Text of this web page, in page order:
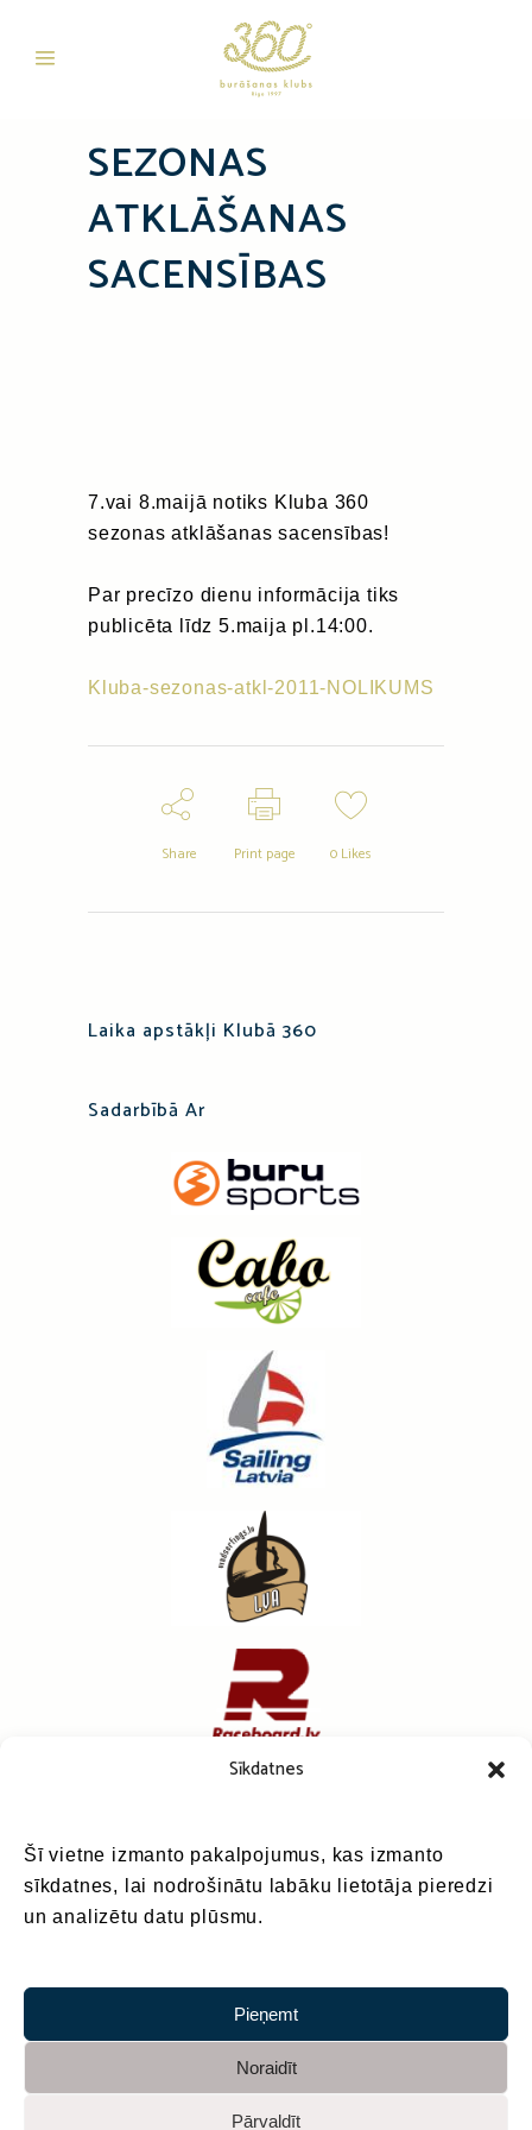
Sīkdatnes
Šī vietne izmanto pakalpojumus, kas izmanto
sīkdatnes, lai nodrošinātu labāku lietotāja pieredzi
un analizētu datu plūsmu.
Pieņemt
Noraidīt
Pārvaldīt
SEZONAS
ATKLĀŠANAS
SACENSĪBAS
7.vai 8.maijā notiks Kluba 360
sezonas atklāšanas sacensības!
Par precīzo dienu informācija tiks
publicēta līdz 5.maija pl.14:00.
Kluba-sezonas-atkl-2011-NOLIKUMS
Share Print page 0Likes
Laika apstākļi Klubā 360
Sadarbībā Ar